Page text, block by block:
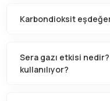
Karbondioksit
Sera gazı etkisi
kullanılıyor?